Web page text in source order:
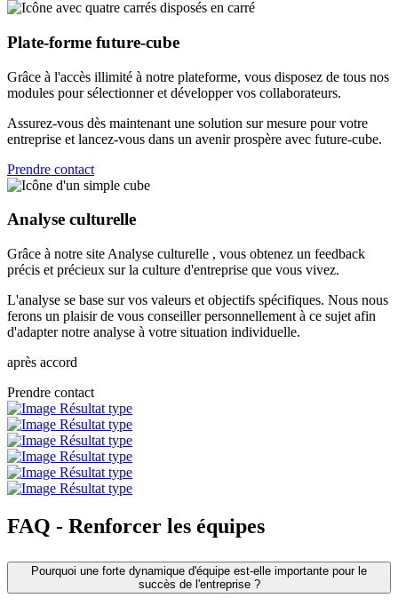
Plate-forme future-cube
Grâce à l'accès illimité à notre plateforme, vous disposez de tous nos
modules pour sélectionner et développer vos collaborateurs.
Assurez-vous dès maintenant une solution sur mesure pour votre
entreprise et lancez-vous dans un avenir prospère avec future-cube.
Prendre contact
Analyse culturelle
Grâce à notre site Analyse culturelle , vous obtenez un feedback
précis et précieux sur la culture d'entreprise que vous vivez.
L'analyse se base sur vos valeurs et objectifs spécifiques. Nous nous
ferons un plaisir de vous conseiller personnellement à ce sujet afin
d'adapter notre analyse à votre situation individuelle.
après accord
Prendre contact
FAQ - Renforcer les équipes
Pourquoi une forte dynamique d'équipe est-elle importante pour le
succès de l'entreprise ?